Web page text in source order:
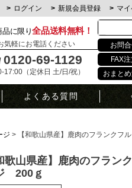
ログイン 新規会員登録 マ
品に限り全品送料無料！
気軽にお電話ください
0120-69-1129
17:00（定休日 土/日/祝）
お問
FAX
おまと
よくある質問
ジ 【和歌山県産】鹿肉のフランクフ
歌山県産】鹿肉のフラン
200ｇ